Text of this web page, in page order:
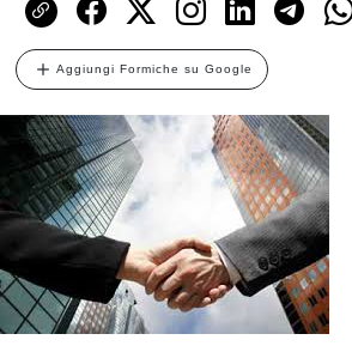
Aggiungi Formiche su Google